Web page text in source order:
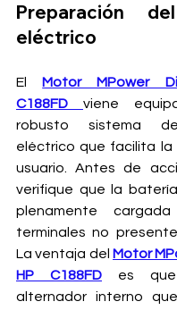
Preparación
eléctrico
El Motor MPower
C188FD
viene
robusto sistema
eléctrico que facilita la
usuario. Antes de
verifique que la
plenamente
terminales no
La ventaja del Motor
HP C188FD es que
alternador interno